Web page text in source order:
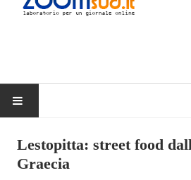
EPI-STAFF
Lestopitta: street food
Graecia